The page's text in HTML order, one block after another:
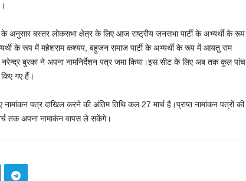
के अनुसार बस्तर लोकसभा क्षेत्र के लिए आज राष्ट्रीय जनसभा पार्टी के अभ्यर्थी के रूप
के रूप में महेशराम कश्यप, बहुजन समाज पार्टी के अभ्यर्थी के रूप में आयतु राम
नरेन्द्र बुरका ने अपना नामनिर्देशन पत्र जमा किया।इस सीट के लिए अब तक कुल पांच
किए गए हैं।
पत्र दाखिल करने की अंतिम तिथि कल 27 मार्च है।प्राप्त नामांकन पत्रों की
तक अपना नामाकंन वापस ले सकेंगे।